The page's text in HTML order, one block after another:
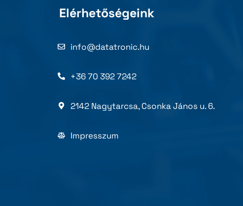
Elérhetőségeink
info@datatronic.hu
+36 70 392 7242
2142 Nagytarcsa, Csonka János u. 6.
Impresszum